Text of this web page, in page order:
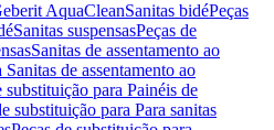
AquaCleanSanitas bidéPeças
Sanitas suspensasPeças de
Sanitas de assentamento ao
de assentamento ao
substituição para Painéis de
substituição para Para sanitas